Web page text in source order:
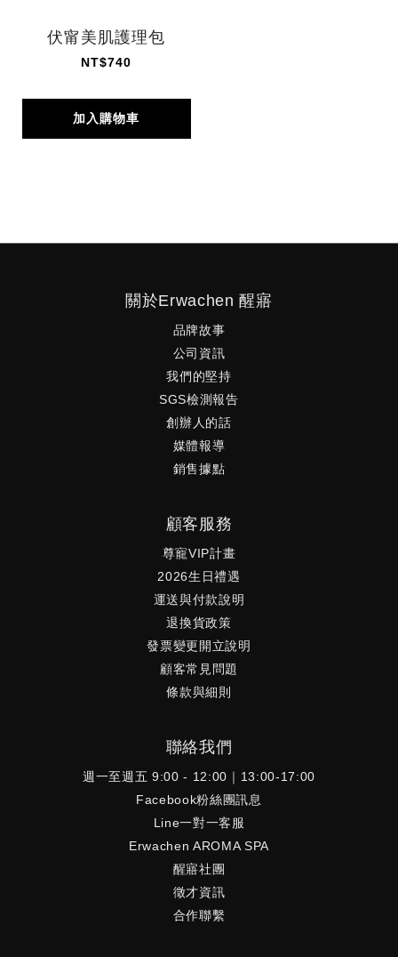
伏甯美肌護理包
NT$740
加入購物車
關於Erwachen 醒寤
品牌故事
公司資訊
我們的堅持
SGS檢測報告
創辦人的話
媒體報導
銷售據點
顧客服務
尊寵VIP計畫
2026生日禮遇
運送與付款說明
退換貨政策
發票變更開立說明
顧客常見問題
條款與細則
聯絡我們
週一至週五 9:00 - 12:00｜13:00-17:00
Facebook粉絲團訊息
Line一對一客服
Erwachen AROMA SPA
醒寤社團
徵才資訊
合作聯繫